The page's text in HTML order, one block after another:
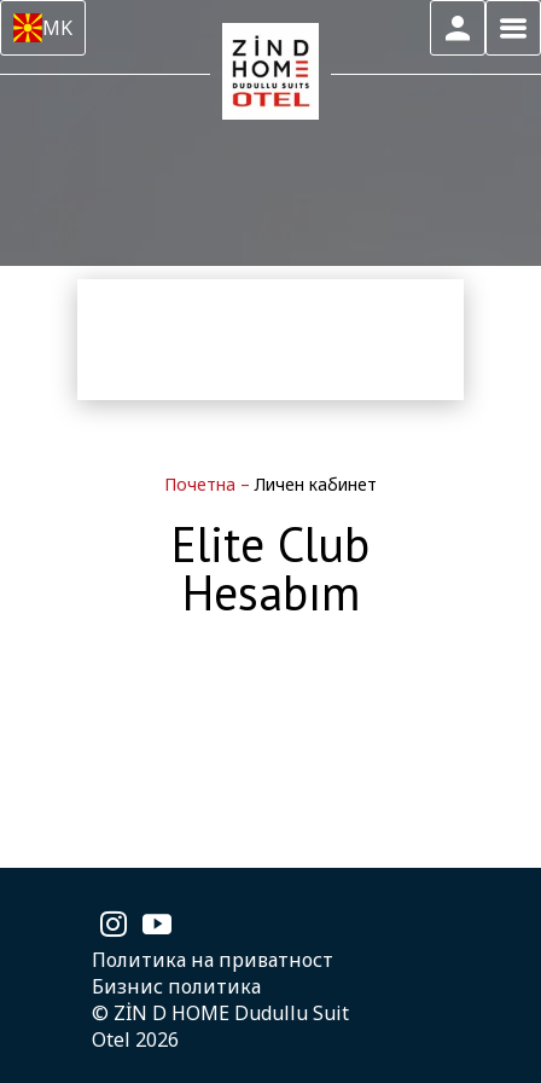
MK
Почетна –Личен кабинет
Elite Club
Hesabım
© ZİN D HOME Dudullu Suit
Otel 2026
Политика на приватност
Бизнис политика